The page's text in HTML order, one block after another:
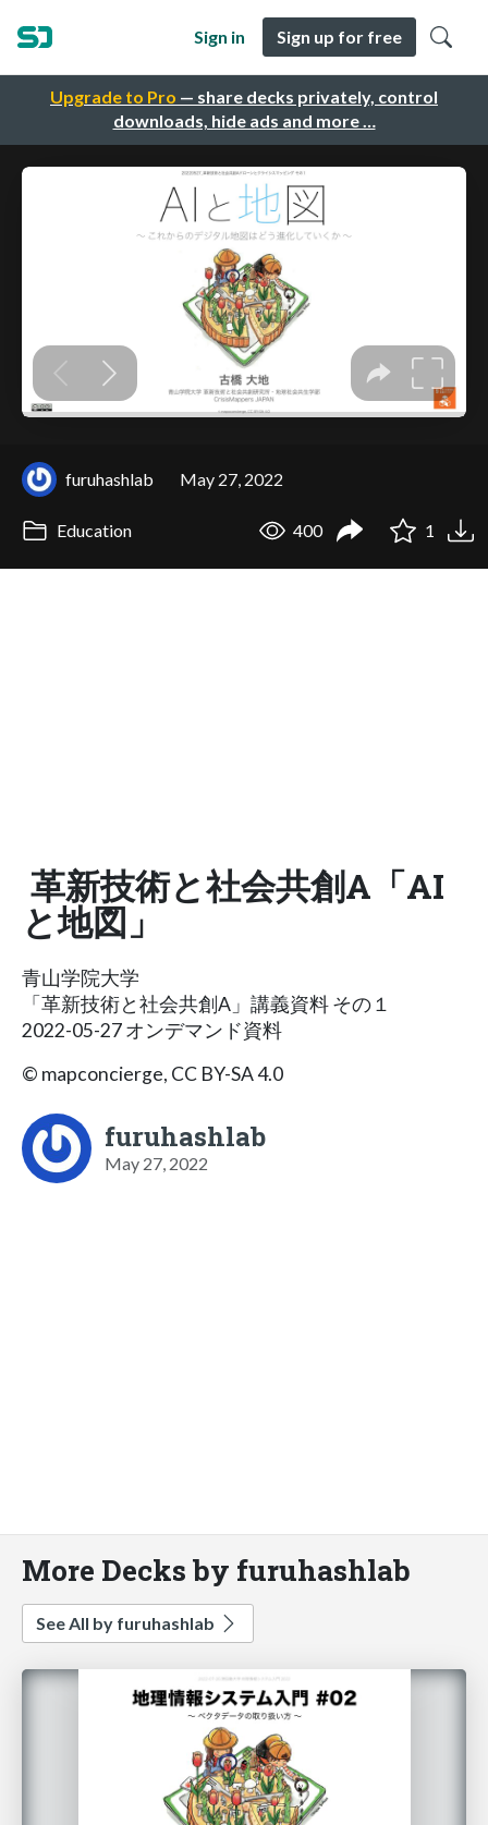
Upgrade to Pro — share decks privately, control
downloads, hide ads and more …
Sign in Sign up for free
furuhashlab May 27, 2022
Education 400 1
革新技術と社会共創A「AI
と地図」
青山学院大学
「革新技術と社会共創A」講義資料 その１
2022-05-27 オンデマンド資料
© mapconcierge, CC BY-SA 4.0
furuhashlab
May 27, 2022
More Decks by furuhashlab
See All by furuhashlab